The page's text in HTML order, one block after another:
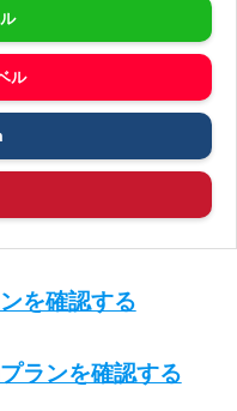
ル
を確認する
ランを確認する